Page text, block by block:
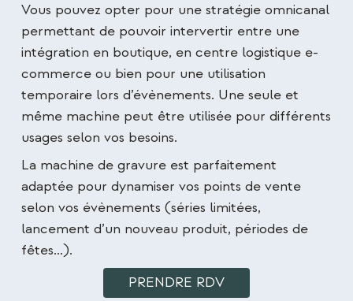
Vous pouvez opter pour une stratégie omnicanal
permettant de pouvoir intervertir entre une
intégration en boutique, en centre logistique e-
commerce ou bien pour une utilisation
temporaire lors d’évènements. Une seule et
même machine peut être utilisée pour différents
usages selon vos besoins.
La machine de gravure est parfaitement
adaptée pour dynamiser vos points de vente
selon vos évènements (séries limitées,
lancement d’un nouveau produit, périodes de
fêtes…).
PRENDRE RDV